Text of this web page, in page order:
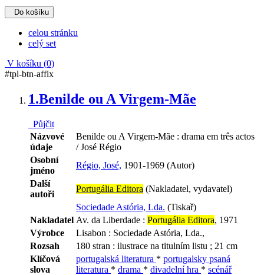
Do košíku
celou stránku
celý set
V košíku (0)
#tpl-btn-affix
1.Benilde ou A Virgem-Mãe
Půjčit
Názvové
údaje
Benilde ou A Virgem-Mãe : drama em três actos
/ José Régio
Osobní
jméno
Régio, José, 1901-1969 (Autor)
Další
autoři
Portugália Editora (Nakladatel, vydavatel)
Sociedade Astória, Lda. (Tiskař)
Nakladatel Av. da Liberdade : Portugália Editora, 1971
Výrobce
Lisabon : Sociedade Astória, Lda.,
Rozsah
180 stran : ilustrace na titulním listu ; 21 cm
Klíčová
slova
portugalská literatura * portugalsky psaná
literatura * drama * divadelní hra * scénář